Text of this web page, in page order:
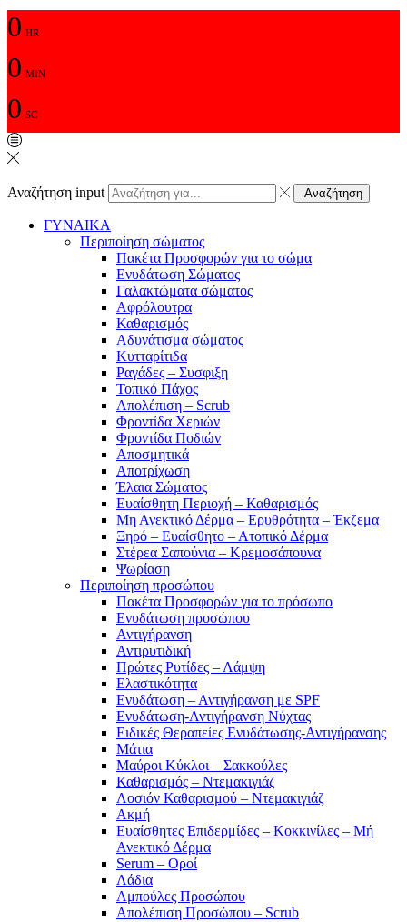
0 HR
0 MIN
0 SC
Αναζήτηση input Αναζήτηση
ΓΥΝΑΙΚΑ
Περιποίηση σώματος
Πακέτα Προσφορών για το σώμα
Ενυδάτωση Σώματος
Γαλακτώματα σώματος
Αφρόλουτρα
Καθαρισμός
Αδυνάτισμα σώματος
Κυτταρίτιδα
Ραγάδες – Συσφιξη
Τοπικό Πάχος
Απολέπιση – Scrub
Φροντίδα Χεριών
Φροντίδα Ποδιών
Αποσμητικά
Αποτρίχωση
Έλαια Σώματος
Ευαίσθητη Περιοχή – Καθαρισμός
Μη Ανεκτικό Δέρμα – Ερυθρότητα – Έκζεμα
Ξηρό – Ευαίσθητο – Ατοπικό Δέρμα
Στέρεα Σαπούνια – Κρεμοσάπουνα
Ψωρίαση
Περιποίηση προσώπου
Πακέτα Προσφορών για το πρόσωπο
Ενυδάτωση προσώπου
Αντιγήρανση
Αντιρυτιδική
Πρώτες Ρυτίδες – Λάμψη
Ελαστικότητα
Ενυδάτωση – Αντιγήρανση με SPF
Ενυδάτωση-Αντιγήρανση Νύχτας
Ειδικές Θεραπείες Ενυδάτωσης-Αντιγήρανσης
Μάτια
Μαύροι Κύκλοι – Σακκούλες
Καθαρισμός – Ντεμακιγιάζ
Λοσιόν Καθαρισμού – Ντεμακιγιάζ
Ακμή
Ευαίσθητες Επιδερμίδες – Κοκκινίλες – Μή
Ανεκτικό Δέρμα
Serum – Οροί
Λάδια
Αμπούλες Προσώπου
Απολέπιση Προσώπου – Scrub